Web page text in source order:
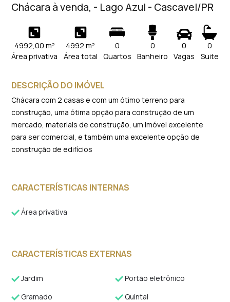
Chácara à venda, - Lago Azul - Cascavel/PR
4992,00 m²
Área privativa
4992 m²
Área total
0
Quartos
0
Banheiro
0
Vagas
0
Suite
DESCRIÇÃO DO IMÓVEL
Chácara com 2 casas e com um ótimo terreno para
construção, uma ótima opção para construção de um
mercado, materiais de construção, um imóvel excelente
para ser comercial, e também uma excelente opção de
construção de edifícios
CARACTERÍSTICAS INTERNAS
Área privativa
CARACTERÍSTICAS EXTERNAS
Jardim
Portão eletrônico
Gramado
Quintal